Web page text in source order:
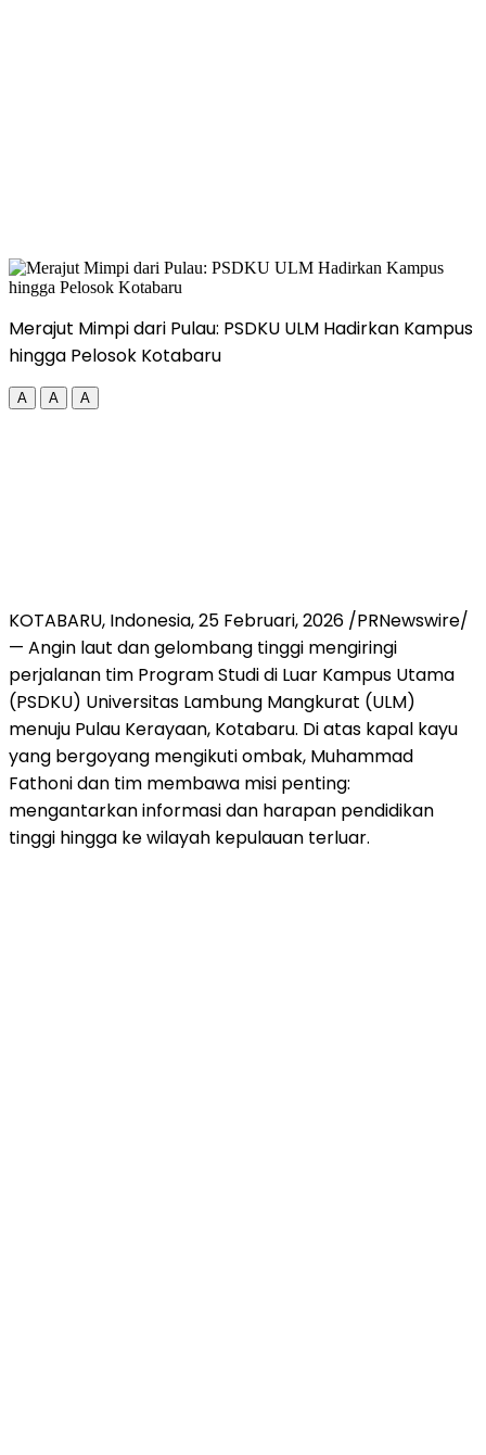
Merajut Mimpi dari Pulau: PSDKU ULM Hadirkan Kampus
hingga Pelosok Kotabaru
A A A
KOTABARU, Indonesia, 25 Februari, 2026 /PRNewswire/
— Angin laut dan gelombang tinggi mengiringi
perjalanan tim Program Studi di Luar Kampus Utama
(PSDKU) Universitas Lambung Mangkurat (ULM)
menuju Pulau Kerayaan, Kotabaru. Di atas kapal kayu
yang bergoyang mengikuti ombak, Muhammad
Fathoni dan tim membawa misi penting:
mengantarkan informasi dan harapan pendidikan
tinggi hingga ke wilayah kepulauan terluar.